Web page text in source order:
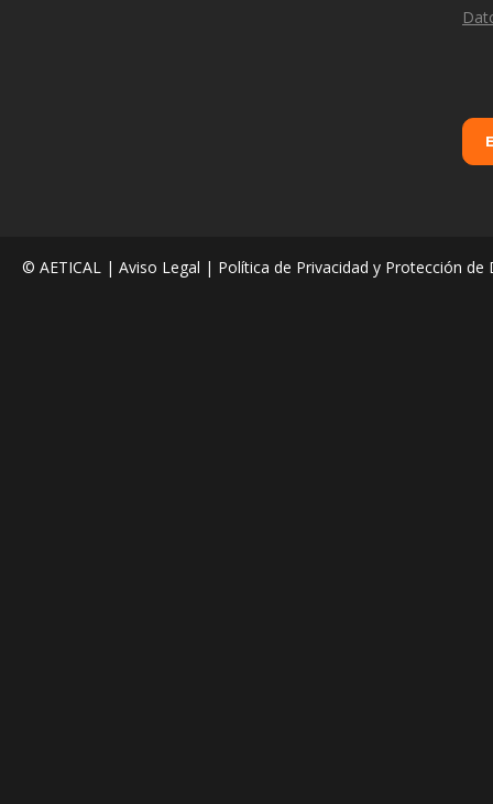
© AETICAL | Aviso Legal | Política de Privacidad y Protección de